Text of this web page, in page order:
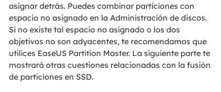
asignar detrás. Puedes combinar particiones con
espacio no asignado en la Administración de discos.
Si no existe tal espacio no asignado o los dos
objetivos no son adyacentes, te recomendamos que
utilices EaseUS Partition Master. La siguiente parte te
mostrará otras cuestiones relacionadas con la fusión
de particiones en SSD.